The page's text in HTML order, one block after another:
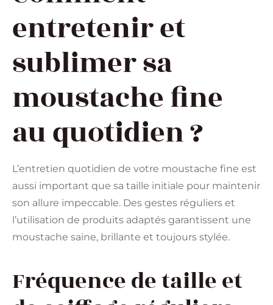
entretenir et
sublimer sa
moustache fine
au quotidien ?
L’entretien quotidien de votre moustache fine est
aussi important que sa taille initiale pour maintenir
son allure impeccable. Des gestes réguliers et
l’utilisation de produits adaptés garantissent une
moustache saine, brillante et toujours stylée.
Fréquence de taille et